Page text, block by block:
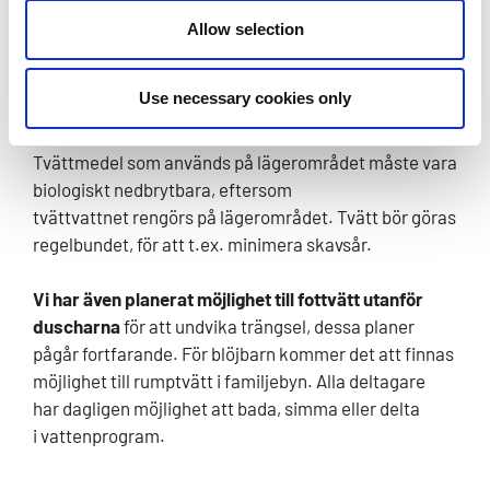
Allow selection
Use necessary cookies only
tvättmöjligheter för kvinnor och män, samt några
tillgänglighetsanpassade privata faciliteter.
Tvättmedel som används på lägerområdet måste vara
biologiskt nedbrytbara, eftersom
tvättvattnet rengörs på lägerområdet. Tvätt bör göras
regelbundet, för att t.ex. minimera skavsår.
Vi har även planerat möjlighet till fottvätt utanför
duscharnaför att undvika trängsel, dessa planer
pågår fortfarande. För blöjbarn kommer det att finnas
möjlighet till rumptvätt i familjebyn. Alla deltagare
har dagligen möjlighet att bada, simma eller delta
i vattenprogram.